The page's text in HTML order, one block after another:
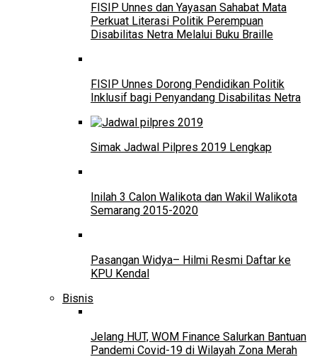
FISIP Unnes dan Yayasan Sahabat Mata
Perkuat Literasi Politik Perempuan
Disabilitas Netra Melalui Buku Braille
FISIP Unnes Dorong Pendidikan Politik
Inklusif bagi Penyandang Disabilitas Netra
Simak Jadwal Pilpres 2019 Lengkap
Inilah 3 Calon Walikota dan Wakil Walikota
Semarang 2015-2020
Pasangan Widya– Hilmi Resmi Daftar ke
KPU Kendal
Bisnis
Jelang HUT, WOM Finance Salurkan Bantuan
Pandemi Covid-19 di Wilayah Zona Merah